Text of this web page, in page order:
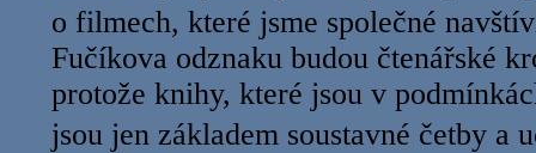
o filmech, které jsme společné
Fučíkova odznaku budou čtenářské
protože knihy, které jsou v
jsou jen základem soustavné